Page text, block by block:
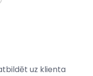
uz klienta